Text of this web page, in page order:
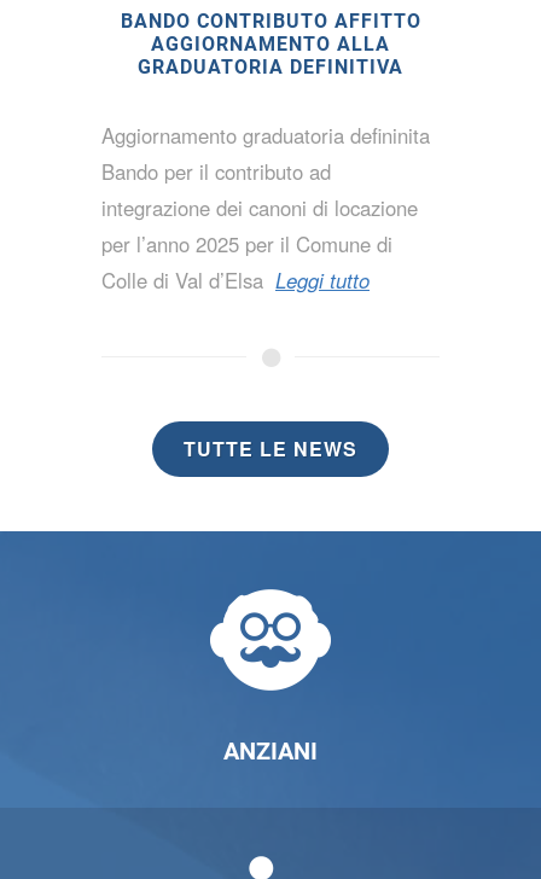
BANDO CONTRIBUTO AFFITTO
AGGIORNAMENTO ALLA
GRADUATORIA DEFINITIVA
Aggiornamento graduatoria defininita
Bando per il contributo ad
integrazione dei canoni di locazione
per l’anno 2025 per il Comune di
Colle di Val d’Elsa Leggi tutto
TUTTE LE NEWS
ANZIANI